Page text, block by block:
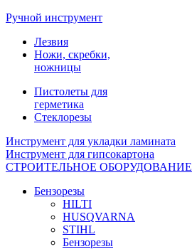
Ручной инструмент
Лезвия
Ножи, скребки,
ножницы
Пистолеты для
герметика
Стеклорезы
Инструмент для укладки ламината
Инструмент для гипсокартона
СТРОИТЕЛЬНОЕ ОБОРУДОВАНИЕ
Бензорезы
HILTI
HUSQVARNA
STIHL
Бензорезы